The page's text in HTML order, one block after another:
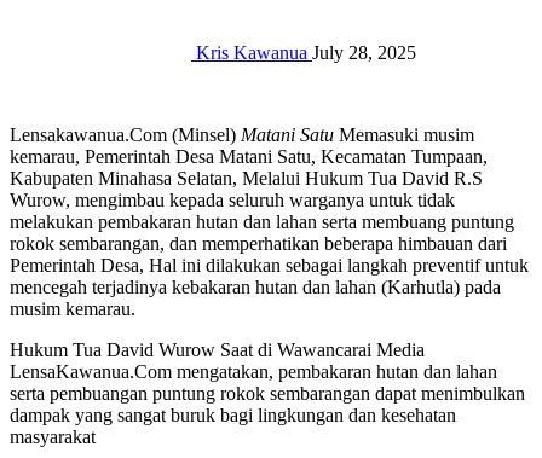
Kris Kawanua July 28, 2025
Lensakawanua.Com (Minsel) Matani Satu Memasuki musim
kemarau, Pemerintah Desa Matani Satu, Kecamatan Tumpaan,
Kabupaten Minahasa Selatan, Melalui Hukum Tua David R.S
Wurow, mengimbau kepada seluruh warganya untuk tidak
melakukan pembakaran hutan dan lahan serta membuang puntung
rokok sembarangan, dan memperhatikan beberapa himbauan dari
Pemerintah Desa, Hal ini dilakukan sebagai langkah preventif untuk
mencegah terjadinya kebakaran hutan dan lahan (Karhutla) pada
musim kemarau.
Hukum Tua David Wurow Saat di Wawancarai Media
LensaKawanua.Com mengatakan, pembakaran hutan dan lahan
serta pembuangan puntung rokok sembarangan dapat menimbulkan
dampak yang sangat buruk bagi lingkungan dan kesehatan
masyarakat